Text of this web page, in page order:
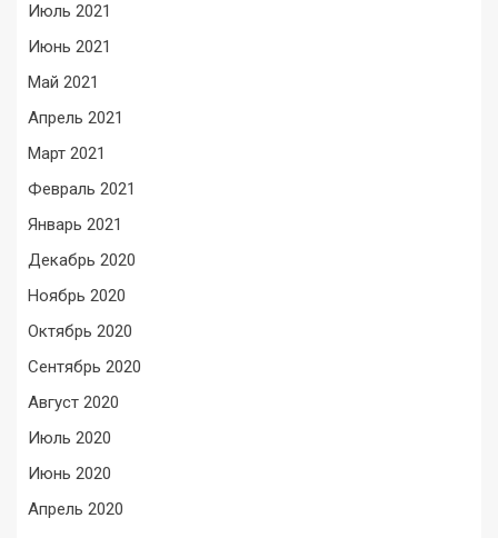
Июль 2021
Июнь 2021
Май 2021
Апрель 2021
Март 2021
Февраль 2021
Январь 2021
Декабрь 2020
Ноябрь 2020
Октябрь 2020
Сентябрь 2020
Август 2020
Июль 2020
Июнь 2020
Апрель 2020